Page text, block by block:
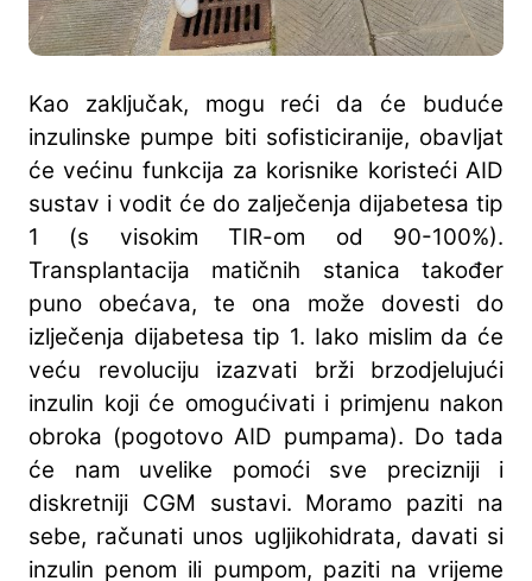
Kao zaključak, mogu reći da će buduće
inzulinske pumpe biti sofisticiranije, obavljat
će većinu funkcija za korisnike koristeći AID
sustav i vodit će do zalječenja dijabetesa tip
1 (s visokim TIR-om od 90-100%).
Transplantacija matičnih stanica također
puno obećava, te ona može dovesti do
izlječenja dijabetesa tip 1. Iako mislim da će
veću revoluciju izazvati brži brzodjelujući
inzulin koji će omogućivati i primjenu nakon
obroka (pogotovo AID pumpama). Do tada
će nam uvelike pomoći sve precizniji i
diskretniji CGM sustavi. Moramo paziti na
sebe, računati unos ugljikohidrata, davati si
inzulin penom ili pumpom, paziti na vrijeme